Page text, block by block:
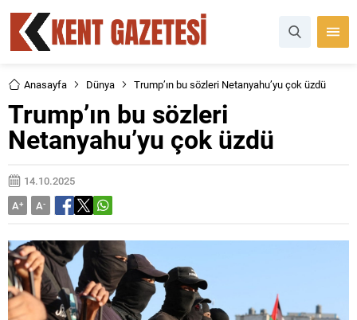
Anasayfa Dünya Trump’ın bu sözleri Netanyahu’yu çok üzdü
Trump’ın bu sözleri
Netanyahu’yu çok üzdü
14.10.2025
A+ A-